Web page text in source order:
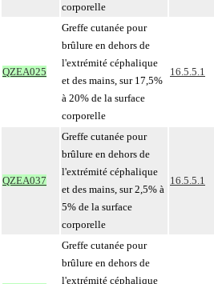
corporelle
QZEA025
Greffe cutanée pour
brûlure en dehors de
l'extrémité céphalique
et des mains, sur 17,5%
à 20% de la surface
corporelle
16.5.5.1
QZEA037
Greffe cutanée pour
brûlure en dehors de
l'extrémité céphalique
et des mains, sur 2,5% à
5% de la surface
corporelle
16.5.5.1
Greffe cutanée pour
brûlure en dehors de
l'extrémité céphalique